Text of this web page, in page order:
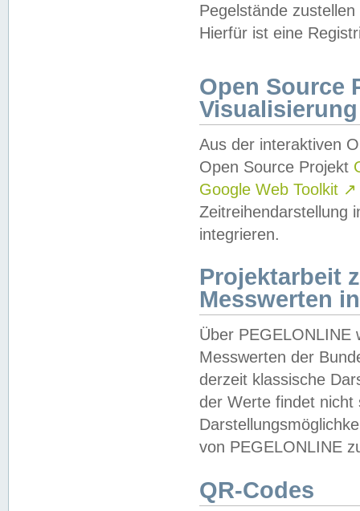
Pegelstände
Hierfür ist eine
Open Source
Visualisierung
Aus der interaktiven
Open Source Projekt
Google Web Toolkit ↗
Zeitreihendarstellung
integrieren.
Projektarbeit
Messwerten
Über PEGELONLINE
Messwerten der
derzeit klassische
der Werte findet
von PEGELONLINE
QR-Codes